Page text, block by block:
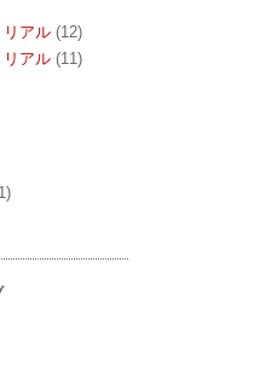
リアル (12)
リアル (11)